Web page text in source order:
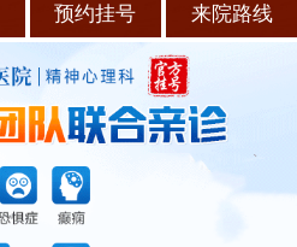
预约挂号 来院路线